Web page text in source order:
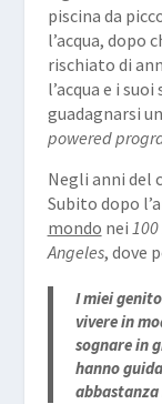
piscina da
l’acqua, dopo
rischiato di
l’acqua e i
guadagnarsi
powered
Negli anni del
Subito dopo
mondo nei
Angeles, dove
I miei
vivere in
sognare in
hanno
abbastanza